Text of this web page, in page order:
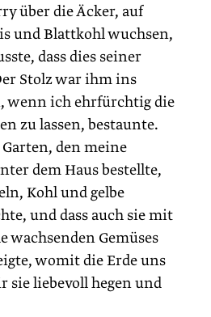
über die Äcker, auf
und Blattkohl wuchsen,
dass dies seiner
Stolz war ihm ins
wenn ich ehrfürchtig die
zu lassen, bestaunte.
den meine
dem Haus bestellte,
Kohl und gelbe
und dass auch sie mit
wachsenden Gemüses
womit die Erde uns
sie liebevoll hegen und